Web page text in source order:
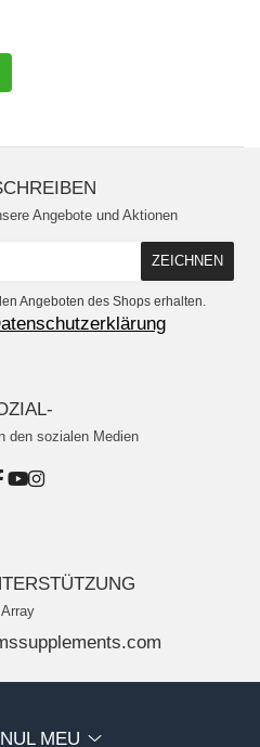
Angebote und Aktionen
Angeboten des Shops erhalten.
den sozialen Medien
Array
MEU